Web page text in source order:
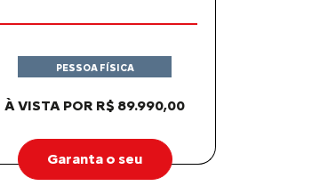
À VISTA POR R$ 89.990,00
PESSOA FÍSICA
Garanta o seu